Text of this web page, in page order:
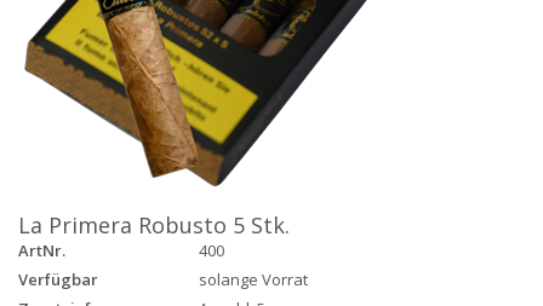
La Primera Robusto 5 Stk.
ArtNr.
400
Verfügbar
solange Vorrat